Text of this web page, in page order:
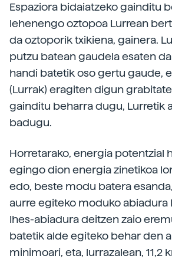
Espaziora bidaiatzeko gainditu
lehenengo oztopoa Lurrean
da oztoporik txikiena, gainera.
putzu batean gaudela esaten
handi batetik oso gertu gaude,
(Lurrak) eragiten digun
gainditu beharra dugu, Lurretik
badugu.
Horretarako, energia potentzial
egingo dion energia zinetikoa
edo, beste modu batera
aurre egiteko moduko abiadura
Ihes-abiadura deitzen zaio
batetik alde egiteko behar den
minimoari, eta, lurrazalean, 11,2